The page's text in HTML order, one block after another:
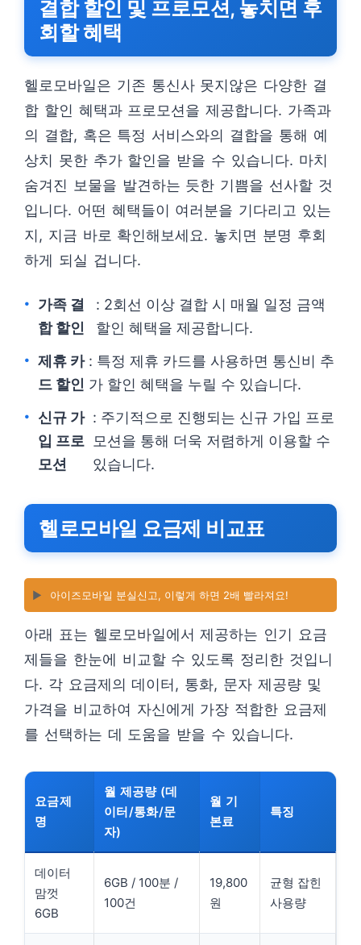
결합 할인 및 프로모션, 놓치면 후
회할 혜택
헬로모바일은 기존 통신사 못지않은 다양한 결
합 할인 혜택과 프로모션을 제공합니다. 가족과
의 결합, 혹은 특정 서비스와의 결합을 통해 예
상치 못한 추가 할인을 받을 수 있습니다. 마치
숨겨진 보물을 발견하는 듯한 기쁨을 선사할 것
입니다. 어떤 혜택들이 여러분을 기다리고 있는
지, 지금 바로 확인해보세요. 놓치면 분명 후회
하게 되실 겁니다.
가족 결
합 할인
: 2회선 이상 결합 시 매월 일정 금액
할인 혜택을 제공합니다.
제휴 카
드 할인
: 특정 제휴 카드를 사용하면 통신비 추
가 할인 혜택을 누릴 수 있습니다.
신규 가
입 프로
모션
: 주기적으로 진행되는 신규 가입 프로
모션을 통해 더욱 저렴하게 이용할 수
있습니다.
헬로모바일 요금제 비교표
▶️ 아이즈모바일 분실신고, 이렇게 하면 2배 빨라져요!
아래 표는 헬로모바일에서 제공하는 인기 요금
제들을 한눈에 비교할 수 있도록 정리한 것입니
다. 각 요금제의 데이터, 통화, 문자 제공량 및
가격을 비교하여 자신에게 가장 적합한 요금제
를 선택하는 데 도움을 받을 수 있습니다.
요금제
명
월 제공량 (데
이터/통화/문
자)
월 기
본료
특징
데이터
맘껏
6GB
6GB / 100분 /
100건
19,800
원
균형 잡힌
사용량